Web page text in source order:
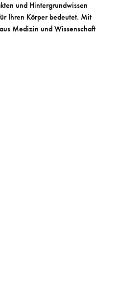
und Hintergrundwissen
Ihren Körper bedeutet. Mit
Medizin und Wissenschaft